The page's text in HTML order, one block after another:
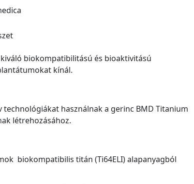
biokompatibilitású és bioaktivitású
kínál.
technológiákat használnak a gerinc BMD Titanium
létrehozásához.
biokompatibilis titán (Ti64ELI) alapanyagból